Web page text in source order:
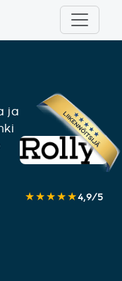
ja
★★★★★4,9/5